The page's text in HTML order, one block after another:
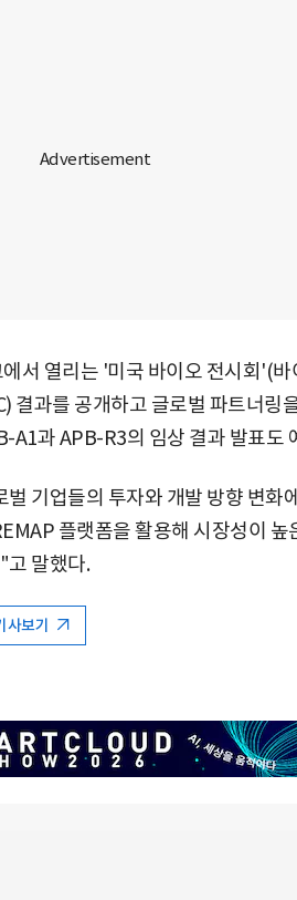
서 열리는 '미국 바이오 전시회'(바
결과를 공개하고 글로벌 파트너링
A1과 APB-R3의 임상 결과 발표도
기업들의 투자와 개발 방향 변화
플랫폼을 활용해 시장성이 높
고 말했다.
사보기